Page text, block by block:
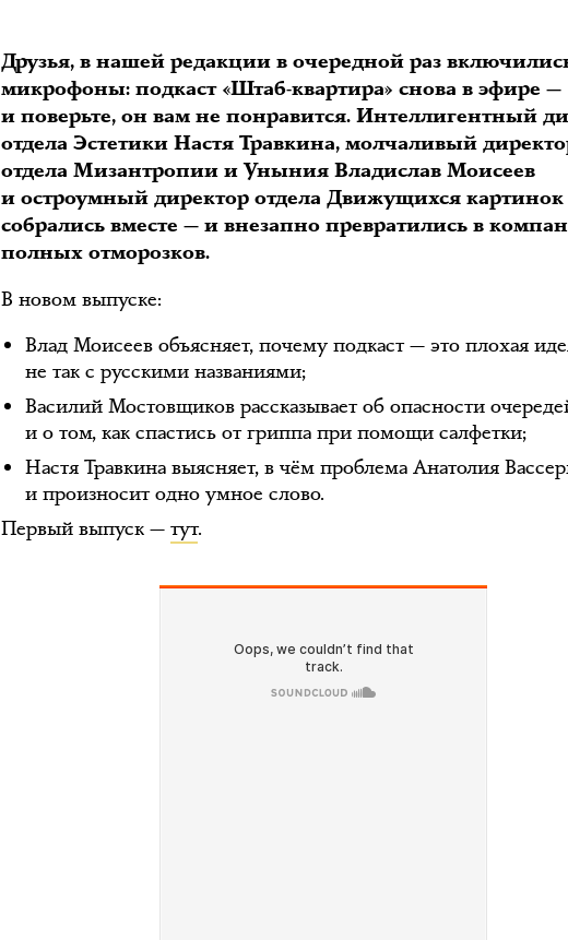
Друзья, в нашей редакции в очередной раз
микрофоны: подкаст «Штаб-квартира» снова в эфире —
и поверьте, он вам не понравится. Интеллигентный
отдела Эстетики Настя Травкина, молчаливый
отдела Мизантропии и Уныния Владислав Моисеев
и остроумный директор отдела Движущихся картинок
собрались вместе — и внезапно превратились в
полных отморозков.
В новом выпуске:
Влад Моисеев объясняет, почему подкаст — это плохая
не так с русскими названиями;
Василий Мостовщиков рассказывает об опасности
и о том, как спастись от гриппа при помощи салфетки;
Настя Травкина выясняет, в чём проблема Анатолия
и произносит одно умное слово.
Первый выпуск —тут.